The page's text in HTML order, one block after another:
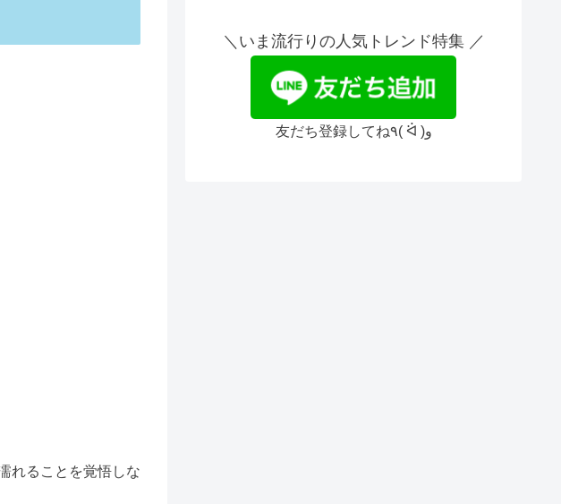
＼いま流行りの人気トレンド特集 ／
友だち登録してね٩( ᐛ )و